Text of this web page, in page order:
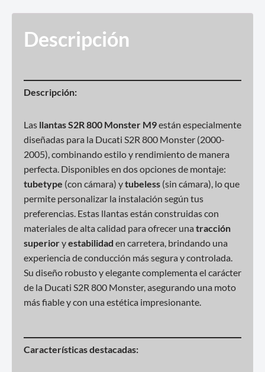
Descripción
Descripción:
Las llantas S2R 800 Monster M9están especialmente
diseñadas para la Ducati S2R 800 Monster (2000-
2005), combinando estilo y rendimiento de manera
perfecta. Disponibles en dos opciones de montaje:
tubetype (con cámara) ytubeless (sin cámara), lo que
permite personalizar la instalación según tus
preferencias. Estas llantas están construidas con
materiales de alta calidad para ofrecer una tracción
superioryestabilidad en carretera, brindando una
experiencia de conducción más segura y controlada.
Su diseño robusto y elegante complementa el carácter
de la Ducati S2R 800 Monster, asegurando una moto
más fiable y con una estética impresionante.
Características destacadas: